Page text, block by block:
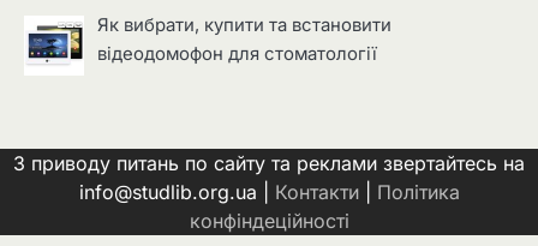
Як вибрати, купити та встановити
відеодомофон для стоматології
З приводу питань по сайту та реклами звертайтесь на
info@studlib.org.ua | Контакти| Політика
конфіндеційності